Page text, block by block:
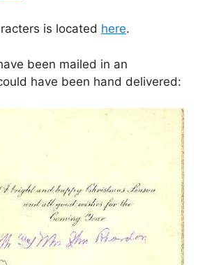
is located here.
been mailed in an
have been hand delivered: